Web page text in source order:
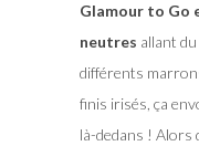
Glamour to Go
neutres allant
différents
finis irisés, ça
là-dedans ! Alors